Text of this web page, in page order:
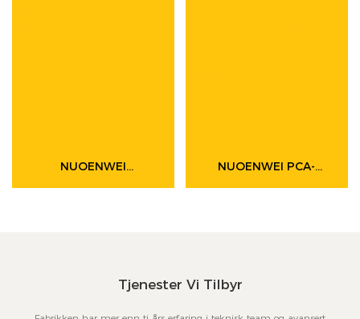
NUOENWEI
Tekstilluftkanalsystem
NUOENWEI PCA-
Slangehentingsslange –
For Automatiserte HR-
Tjenester Vi Tilbyr